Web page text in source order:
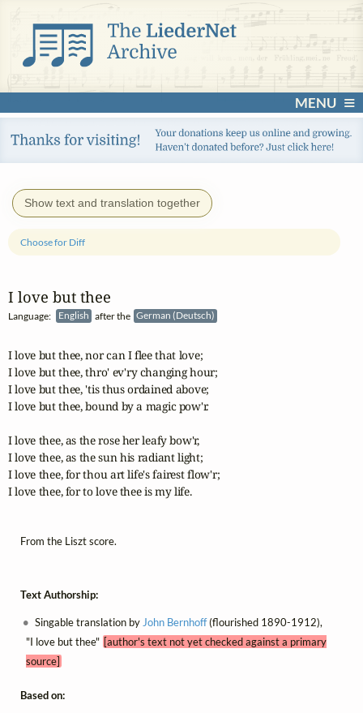
MENU
Show text and translation together
I love but thee
Language: English after the German (Deutsch)
Choose for Diff
I love but thee, nor can I flee that love;
I love but thee, thro' ev'ry changing hour;
I love but thee, 'tis thus ordained above;
I love but thee, bound by a magic pow'r.
I love thee, as the rose her leafy bow'r,
I love thee, as the sun his radiant light;
I love thee, for thou art life's fairest flow'r;
I love thee, for to love thee is my life.
From the Liszt score.
Text Authorship:
Singable translation by John Bernhoff(flourished 1890-1912),
"I love but thee" [author's text not yet checked against a primary
source]
Based on: